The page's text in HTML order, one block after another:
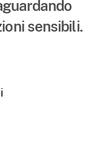
sensibili.